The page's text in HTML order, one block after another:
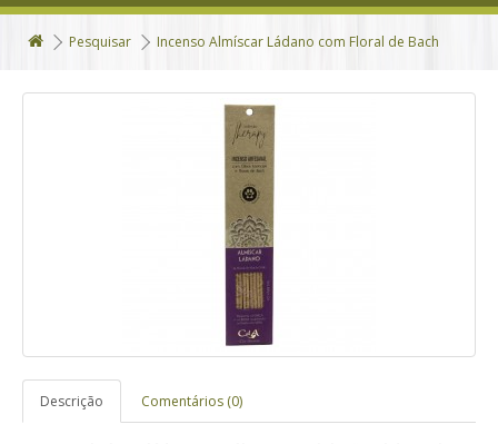
Pesquisar Incenso Almíscar Ládano com Floral de Bach
Descrição Comentários (0)